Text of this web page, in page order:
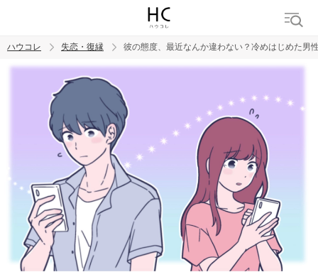
トレンド ワード
都合のいい女
ハウコレ 失恋・復縁 彼の態度、最近なんか違わない？冷めはじめた男